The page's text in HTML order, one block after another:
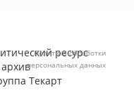
ресурс
Текарт
Политика обработки
персональных данных